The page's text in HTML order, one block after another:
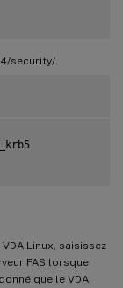
security/.
Linux, saisissez
FAS lorsque
que le VDA